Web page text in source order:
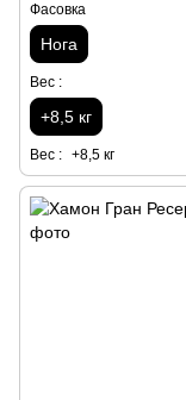
Фасовка
Нога
Вес :
+8,5 кг
Вес : +8,5 кг